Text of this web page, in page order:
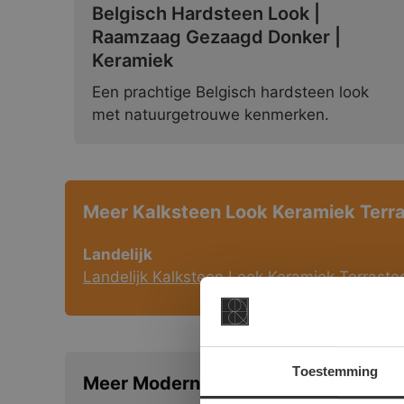
Toestemming
Belgisch Hardsteen Look |
Raamzaag Gezaagd Donker |
Keramiek
Een prachtige Belgisch hardsteen look
met natuurgetrouwe kenmerken.
Meer Kalksteen Look Keramiek
Landelijk
Landelijk Kalksteen Look Keramiek
Meer Modern Natuursteen Look